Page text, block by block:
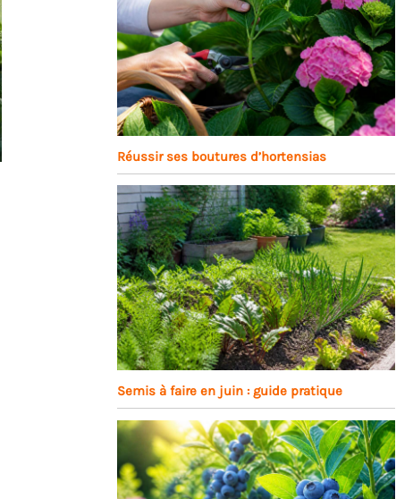
Réussir ses boutures d’hortensias
Semis à faire en juin : guide pratique